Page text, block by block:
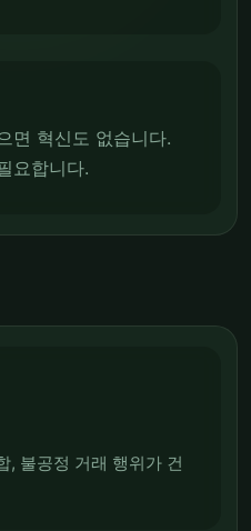
면 혁신도 없습니다.
요합니다.
, 불공정 거래 행위가 건